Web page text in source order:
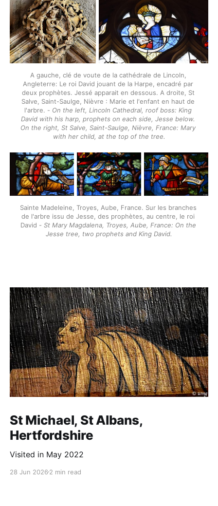
A gauche, clé de voute de la cathédrale de Lincoln,
Angleterre: Le roi David jouant de la Harpe, encadré par
deux prophètes. Jessé apparait en dessous. A droite, St
Salve, Saint-Saulge, Nièvre : Marie et l'enfant en haut de
l'arbre. - On the left, Lincoln Cathedral, roof boss: King
David with his harp, prophets on each side, Jesse below.
On the right, St Salve, Saint-Saulge, Nièvre, France: Mary
with her child, at the top of the tree.
Sainte Madeleine, Troyes, Aube, France. Sur les branches
de l'arbre issu de Jesse, des prophètes, au centre, le roi
David - St Mary Magdalena, Troyes, Aube, France: On the
Jesse tree, two prophets and King David.
St Michael, St Albans,
Hertfordshire
Visited in May 2022
28 Jun 2026 2 min read